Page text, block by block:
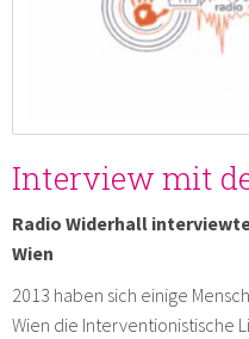
Interview mit
Radio Widerhall
Wien
2013 haben sich einige
Wien die Interventionistische